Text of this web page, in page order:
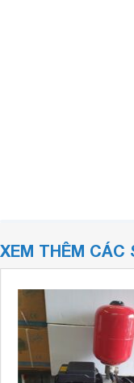
XEM THÊM